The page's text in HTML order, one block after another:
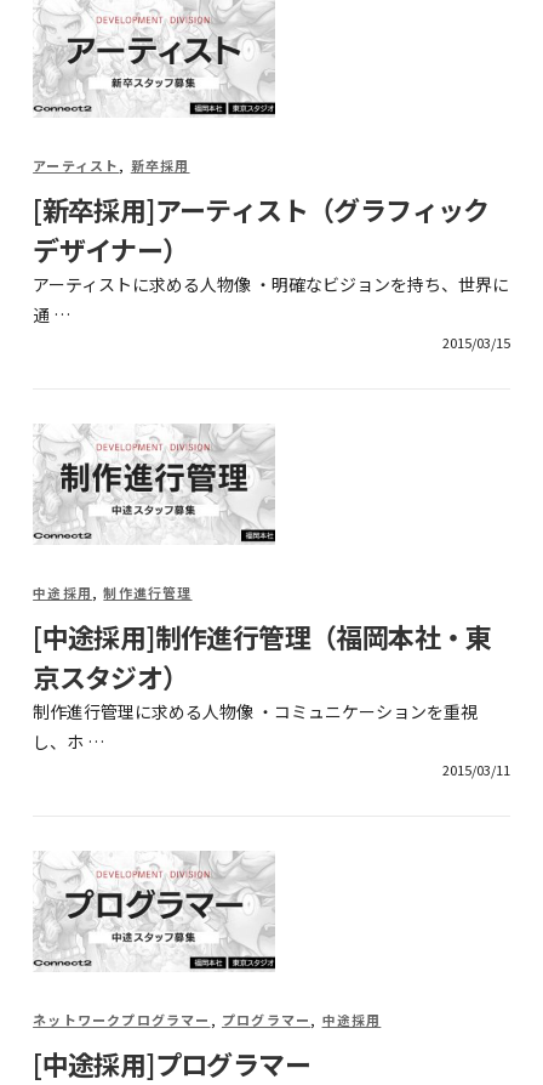
アーティスト, 新卒採用
[新卒採用]アーティスト（グラフィック
デザイナー）
アーティストに求める人物像 ・明確なビジョンを持ち、世界に
通 …
2015/03/15
中途採用,制作進行管理
[中途採用]制作進行管理（福岡本社・東
京スタジオ）
制作進行管理に求める人物像 ・コミュニケーションを重視
し、ホ …
2015/03/11
ネットワークプログラマー , プログラマー, 中途採用
[中途採用]プログラマー